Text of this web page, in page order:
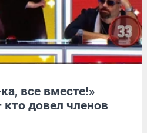
все вместе!»
кто довел членов